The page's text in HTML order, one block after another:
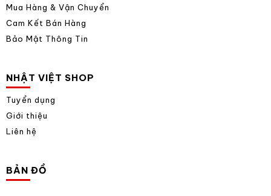
Mua Hàng & Vận Chuyển
Cam Kết Bán Hàng
Bảo Mật Thông Tin
NHẬT VIỆT SHOP
Tuyển dụng
Giới thiệu
Liên hệ
BẢN ĐỒ